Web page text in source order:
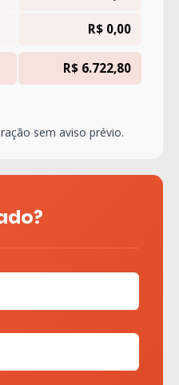
R$ 0,00
R$ 6.722,80
sem aviso prévio.